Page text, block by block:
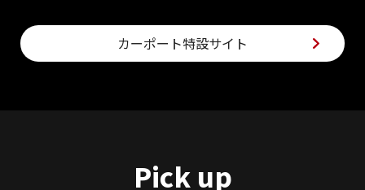
カーポート特設サイト
Pick up